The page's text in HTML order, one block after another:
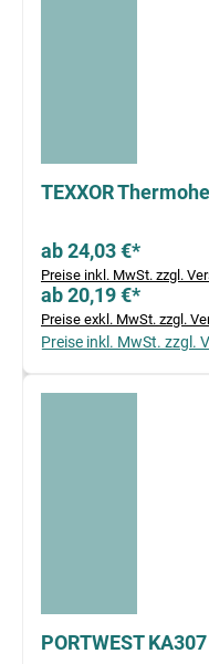
TEXXOR
ab 24,03 €*
Preise inkl. MwSt. zzgl.
ab 20,19 €*
Preise exkl. MwSt. zzgl.
Preise inkl. MwSt. zzgl.
PORTWEST